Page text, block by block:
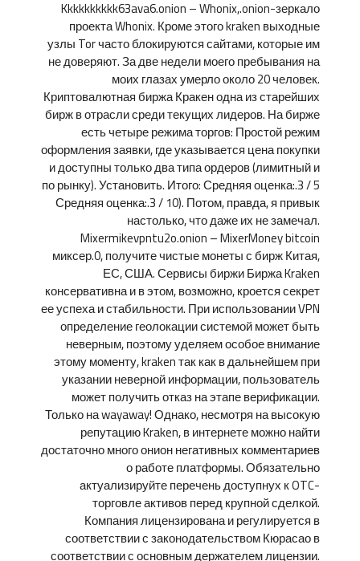
Kkkkkkkkkk63ava6.onion – Whonix,.onion-зеркало
проекта Whonix. Кроме этого kraken выходные
узлы Tor часто блокируются сайтами, которые им
не доверяют. За две недели моего пребывания на
моих глазах умерло около 20 человек.
Криптовалютная биржа Кракен одна из старейших
бирж в отрасли среди текущих лидеров. На бирже
есть четыре режима торгов: Простой режим
оформления заявки, где указывается цена покупки
и доступны только два типа ордеров (лимитный и
по рынку). Установить. Итого: Средняя оценка:.3 / 5
Средняя оценка:.3 / 10). Потом, правда, я привык
настолько, что даже их не замечал.
Mixermikevpntu2o.onion – MixerMoney bitcoin
миксер.0, получите чистые монеты с бирж Китая,
ЕС, США. Сервисы биржи Биржа Kraken
консервативна и в этом, возможно, кроется секрет
ее успеха и стабильности. При использовании VPN
определение геолокации системой может быть
неверным, поэтому уделяем особое внимание
этому моменту, kraken так как в дальнейшем при
указании неверной информации, пользователь
может получить отказ на этапе верификации.
Только на wayaway! Однако, несмотря на высокую
репутацию Kraken, в интернете можно найти
достаточно много онион негативных комментариев
о работе платформы. Обязательно
актуализируйте перечень доступнух к OTC-
торговле активов перед крупной сделкой.
Компания лицензирована и регулируется в
соответствии с законодательством Кюрасао в
соответствии с основным держателем лицензии.